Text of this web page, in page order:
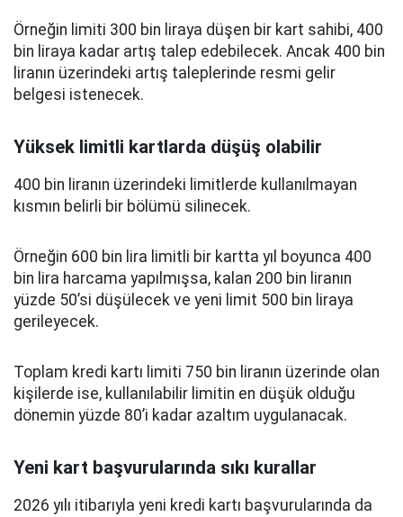
Örneğin limiti 300 bin liraya düşen bir kart sahibi, 400
bin liraya kadar artış talep edebilecek. Ancak 400 bin
liranın üzerindeki artış taleplerinde resmi gelir
belgesi istenecek.
Yüksek limitli kartlarda düşüş olabilir
400 bin liranın üzerindeki limitlerde kullanılmayan
kısmın belirli bir bölümü silinecek.
Örneğin 600 bin lira limitli bir kartta yıl boyunca 400
bin lira harcama yapılmışsa, kalan 200 bin liranın
yüzde 50’si düşülecek ve yeni limit 500 bin liraya
gerileyecek.
Toplam kredi kartı limiti 750 bin liranın üzerinde olan
kişilerde ise, kullanılabilir limitin en düşük olduğu
dönemin yüzde 80’i kadar azaltım uygulanacak.
Yeni kart başvurularında sıkı kurallar
2026 yılı itibarıyla yeni kredi kartı başvurularında da